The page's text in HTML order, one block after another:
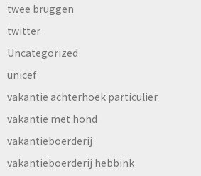
twee bruggen
twitter
Uncategorized
unicef
vakantie achterhoek particulier
vakantie met hond
vakantieboerderij
vakantieboerderij hebbink